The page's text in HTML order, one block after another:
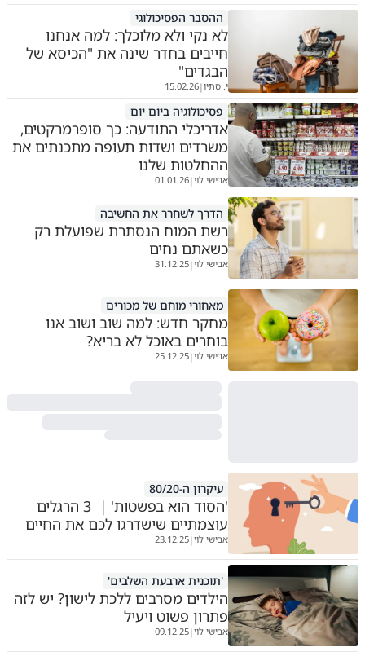
ההסבר הפסיכולוגי
לא נקי ולא מלוכלך: למה אנחנו
חייבים בחדר שינה את "הכיסא של
הבגדים"
י. סתיו|
15.02.26
פסיכולוגיה ביום יום
אדריכלי התודעה: כך סופרמרקטים,
משרדים ושדות תעופה מתכנתים את
ההחלטות שלנו
אבישי לוי|
01.01.26
הדרך לשחרר את החשיבה
רשת המוח הנסתרת שפועלת רק
כשאתם נחים
אבישי לוי|
31.12.25
מאחורי מוחם של מכורים
מחקר חדש: למה שוב ושוב אנו
בוחרים באוכל לא בריא?
אבישי לוי|
25.12.25
עיקרון ה-80/20
'הסוד הוא בפשטות' | 3 הרגלים
עוצמתיים שישדרגו לכם את החיים
אבישי לוי|
23.12.25
'תוכנית ארבעת השלבים'
הילדים מסרבים ללכת לישון? יש לזה
פתרון פשוט ויעיל
אבישי לוי|
09.12.25